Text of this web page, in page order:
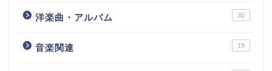
洋楽曲・アルバム 30
音楽関連 19